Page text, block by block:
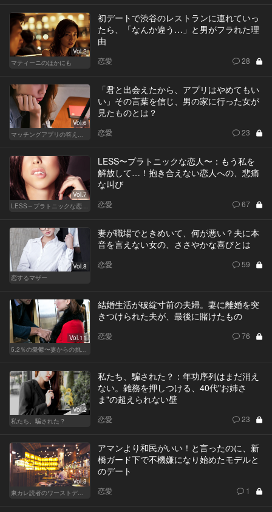
Vol.2
マティーニのほかにも
初デートで渋谷のレストランに連れていっ
たら、「なんか違う…」と男がフラれた理
由
恋愛 28
Vol.6
「君と出会えたから、アプリはやめてもい
い」その言葉を信じ、男の家に行った女が
見たものとは？
恋愛 23
Vol.7
LESS〜プラトニックな恋人〜：もう私を
解放して…！抱き合えない恋人への、悲痛
な叫び
恋愛 67
Vol.8
恋するマザー
妻が職場でときめいて、何が悪い？夫に本
音を言えない女の、ささやかな喜びとは
恋愛 59
Vol.11
結婚生活が破綻寸前の夫婦。妻に離婚を突
きつけられた夫が、最後に賭けたもの
恋愛 76
Vol.2
私たち、騙された？
私たち、騙された？：年功序列はまだ消え
ない。雑務を押しつける、40代"お姉さ
ま"の超えられない壁
恋愛 23
Vol.3
アマンより和民がいい！と言ったのに、新
橋ガード下で不機嫌になり始めたモデルと
のデート
恋愛 1